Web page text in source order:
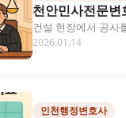
천안민사전문
건설 현장에서 공사
대금 관련 분쟁은 증
2026.01.14
인천행정변호사